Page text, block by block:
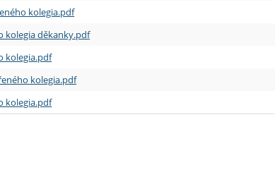
kolegia.pdf
kolegia děkanky.pdf
kolegia.pdf
kolegia.pdf
kolegia.pdf